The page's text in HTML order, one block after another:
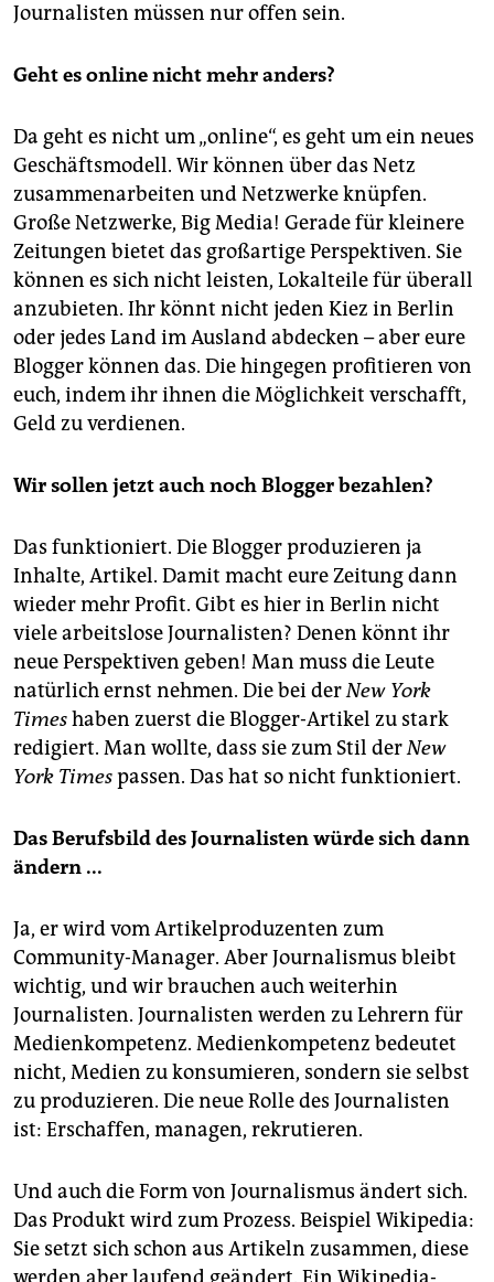
Journalisten müssen nur offen sein.
Geht es online nicht mehr anders?
Da geht es nicht um „online“, es geht um ein neues
Geschäftsmodell. Wir können über das Netz
zusammenarbeiten und Netzwerke knüpfen.
Große Netzwerke, Big Media! Gerade für kleinere
Zeitungen bietet das großartige Perspektiven. Sie
können es sich nicht leisten, Lokalteile für überall
anzubieten. Ihr könnt nicht jeden Kiez in Berlin
oder jedes Land im Ausland abdecken – aber eure
Blogger können das. Die hingegen profitieren von
euch, indem ihr ihnen die Möglichkeit verschafft,
Geld zu verdienen.
Wir sollen jetzt auch noch Blogger bezahlen?
Das funktioniert. Die Blogger produzieren ja
Inhalte, Artikel. Damit macht eure Zeitung dann
wieder mehr Profit. Gibt es hier in Berlin nicht
viele arbeitslose Journalisten? Denen könnt ihr
neue Perspektiven geben! Man muss die Leute
natürlich ernst nehmen. Die bei derNew York
Timeshaben zuerst die Blogger-Artikel zu stark
redigiert. Man wollte, dass sie zum Stil derNew
York Timespassen. Das hat so nicht funktioniert.
Das Berufsbild des Journalisten würde sich dann
ändern ...
Ja, er wird vom Artikelproduzenten zum
Community-Manager. Aber Journalismus bleibt
wichtig, und wir brauchen auch weiterhin
Journalisten. Journalisten werden zu Lehrern für
Medienkompetenz. Medienkompetenz bedeutet
nicht, Medien zu konsumieren, sondern sie selbst
zu produzieren. Die neue Rolle des Journalisten
ist: Erschaffen, managen, rekrutieren.
Und auch die Form von Journalismus ändert sich.
Das Produkt wird zum Prozess. Beispiel Wikipedia:
Sie setzt sich schon aus Artikeln zusammen, diese